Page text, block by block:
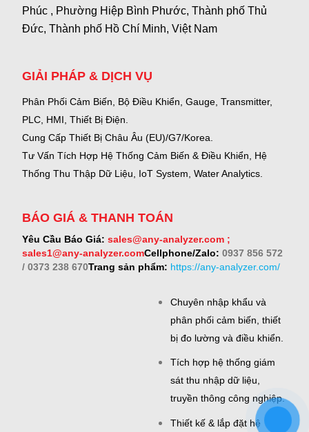
Phúc , Phường Hiệp Bình Phước, Thành phố Thủ
Đức, Thành phố Hồ Chí Minh, Việt Nam
GIẢI PHÁP & DỊCH VỤ
Phân Phối Cảm Biến, Bộ Điều Khiển, Gauge, Transmitter,
PLC, HMI, Thiết Bị Điện.
Cung Cấp Thiết Bị Châu Âu (EU)/G7/Korea.
Tư Vấn Tích Hợp Hệ Thống Cảm Biến & Điều Khiển, Hệ
Thống Thu Thập Dữ Liệu, IoT System, Water Analytics.
BÁO GIÁ & THANH TOÁN
Yêu Cầu Báo Giá: sales@any-analyzer.com ;
sales1@any-analyzer.comCellphone/Zalo: 0937 856 572
/ 0373 238 670Trang sản phẩm: https://any-analyzer.com/
Chuyên nhập khẩu và
phân phối cảm biến, thiết
bị đo lường và điều khiển.
Tích hợp hệ thống giám
sát thu nhập dữ liệu,
truyền thông công nghiệp.
Thiết kế & lắp đặt hệ